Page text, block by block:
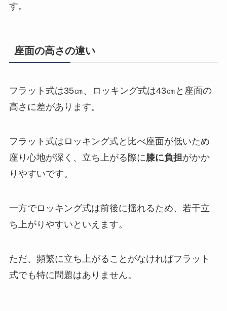
す。
座面の高さの違い
フラット式は35㎝、ロッキング式は43㎝と座面の
高さに差があります。
フラット式はロッキング式と比べ座面が低いため
座り心地が深く、立ち上がる際に膝に負担がかか
りやすいです。
一方でロッキング式は前後に揺れるため、若干立
ち上がりやすいといえます。
ただ、頻繁に立ち上がることがなければフラット
式でも特に問題はありません。